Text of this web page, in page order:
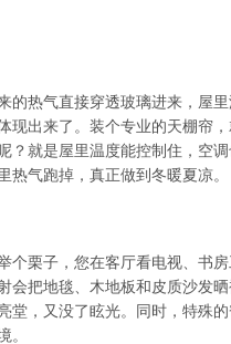
热气直接穿透玻璃进来，屋
出来了。装个专业的天棚帘
就是屋里温度能控制住，空
气跑掉，真正做到冬暖夏凉。
栗子，您在客厅看电视、书
把地毯、木地板和皮质沙发
，又没了眩光。同时，特殊
。